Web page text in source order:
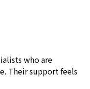
who are
Their support feels